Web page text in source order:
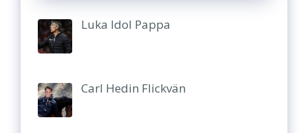
Luka Idol Pappa
Carl Hedin Flickvän